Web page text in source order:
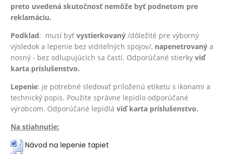
preto uvedená skutočnosť nemôže byť podnetom pre
reklamáciu.
Podklad: musí byťvystierkovaný /dôležité pre výborný
výsledok a lepenie bez viditeľných spojov/, napenetrovaný a
nosný - bez odlupujúcich sa častí. Odporúčané stierkyviď
karta príslušenstvo.
Lepenie: je potrebné sledovať priloženú etiketu s ikonami a
technický popis. Použite správne lepidlo odporúčané
výrobcom. Odporúčané lepidláviď karta príslušenstvo.
Na stiahnutie:
Návod na lepenie tapiet